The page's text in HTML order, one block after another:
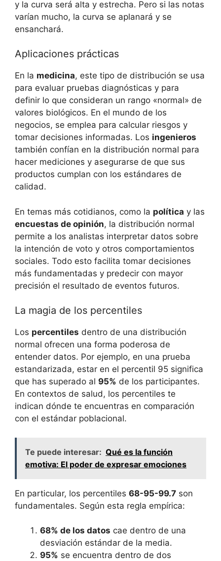
y la curva será alta y estrecha. Pero si las notas
varían mucho, la curva se aplanará y se
ensanchará.
Aplicaciones prácticas
En la medicina, este tipo de distribución se usa
para evaluar pruebas diagnósticas y para
definir lo que consideran un rango «normal» de
valores biológicos. En el mundo de los
negocios, se emplea para calcular riesgos y
tomar decisiones informadas. Los ingenieros
también confían en la distribución normal para
hacer mediciones y asegurarse de que sus
productos cumplan con los estándares de
calidad.
En temas más cotidianos, como la política y las
encuestas de opinión, la distribución normal
permite a los analistas interpretar datos sobre
la intención de voto y otros comportamientos
sociales. Todo esto facilita tomar decisiones
más fundamentadas y predecir con mayor
precisión el resultado de eventos futuros.
La magia de los percentiles
Los percentiles dentro de una distribución
normal ofrecen una forma poderosa de
entender datos. Por ejemplo, en una prueba
estandarizada, estar en el percentil 95 significa
que has superado al 95% de los participantes.
En contextos de salud, los percentiles te
indican dónde te encuentras en comparación
con el estándar poblacional.
Te puede interesar: Qué es la función
emotiva: El poder de expresar emociones
En particular, los percentiles 68-95-99.7 son
fundamentales. Según esta regla empírica:
68% de los datos cae dentro de una
desviación estándar de la media.
95% se encuentra dentro de dos